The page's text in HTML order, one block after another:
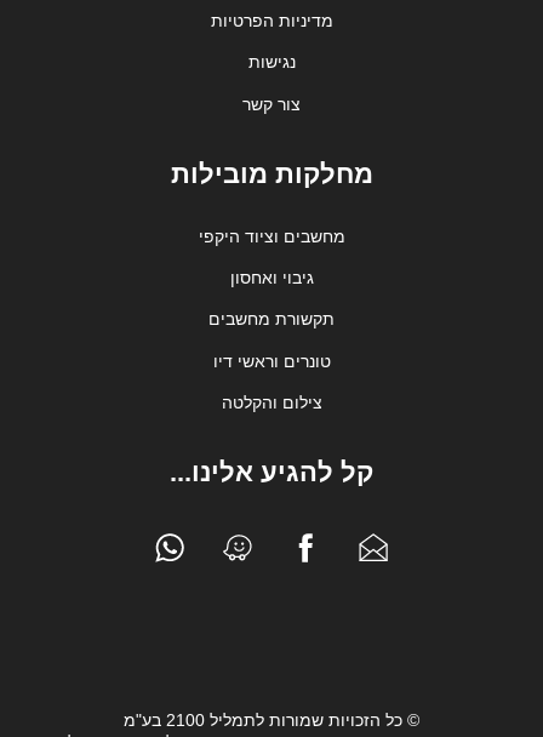
מדיניות הפרטיות
נגישות
צור קשר
מחלקות מובילות
מחשבים וציוד היקפי
גיבוי ואחסון
תקשורת מחשבים
טונרים וראשי דיו
צילום והקלטה
קל להגיע אלינו...
© כל הזכויות שמורות לתמליל 2100 בע"מ